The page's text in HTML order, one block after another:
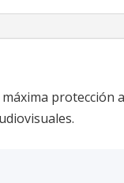
protección